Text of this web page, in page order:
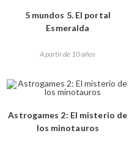
5 mundos 5. El portal
Esmeralda
A partir de 10 años
Astrogames 2: El misterio de
los minotauros